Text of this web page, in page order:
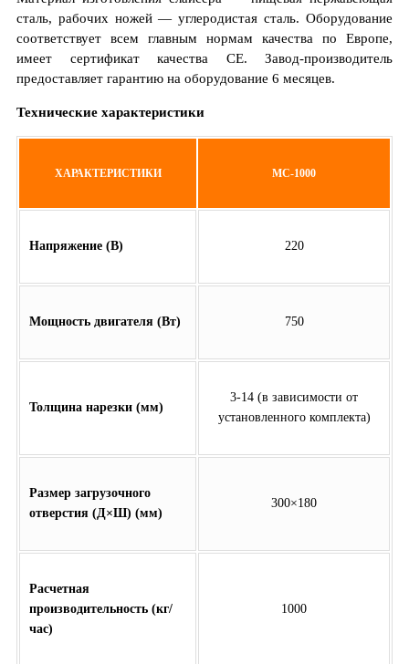
сталь, рабочих ножей — углеродистая сталь. Оборудование
соответствует всем главным нормам качества по Европе,
имеет сертификат качества СЕ. Завод-производитель
предоставляет гарантию на оборудование 6 месяцев.
Технические характеристики
ХАРАКТЕРИСТИКИ МС-1000
Напряжение (В) 220
Мощность двигателя (Вт) 750
Толщина нарезки (мм)
3-14 (в зависимости от
установленного комплекта)
Размер загрузочного
отверстия (Д×Ш) (мм)
300×180
Расчетная
производительность (кг/
час)
1000